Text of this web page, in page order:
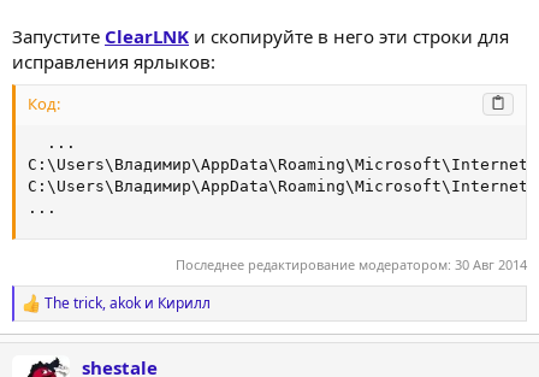
Запустите ClearLNK и скопируйте в него эти строки для
исправления ярлыков:
Код:
  ...
...
Последнее редактирование модератором: 30 Авг 2014
Р
е
а
The trick,akok и Кирилл
shestale